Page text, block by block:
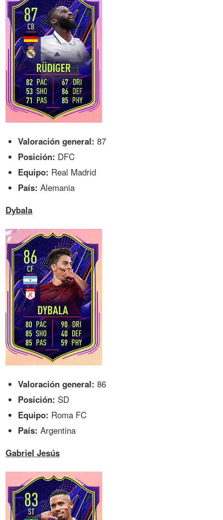
Valoración general: 87
Posición: DFC
Equipo: Real Madrid
País: Alemania
Dybala
Valoración general: 86
Posición: SD
Equipo: Roma FC
País: Argentina
Gabriel Jesús